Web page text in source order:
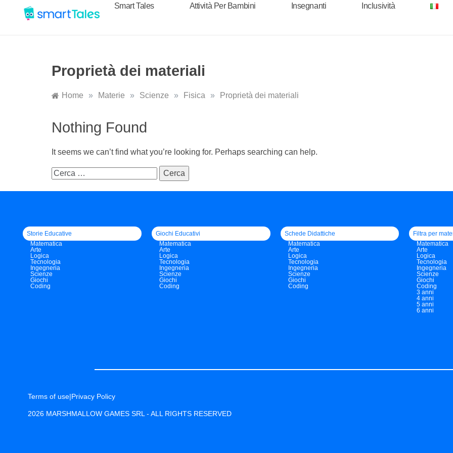
Smart Tales Attività Per Bambini Insegnanti Inclusività
Proprietà dei materiali
Home » Materie » Scienze » Fisica » Proprietà dei materiali
Nothing Found
It seems we can’t find what you’re looking for. Perhaps searching can help.
Storie Educative
Matematica
Arte
Logica
Tecnologia
Ingegneria
Scienze
Giochi
Coding
Giochi Educativi
Matematica
Arte
Logica
Tecnologia
Ingegneria
Scienze
Giochi
Coding
Schede Didattiche
Matematica
Arte
Logica
Tecnologia
Ingegneria
Scienze
Giochi
Coding
Filtra per
Matematica
Arte
Logica
Tecnologia
Ingegneria
Scienze
Giochi
Coding
3 anni
4 anni
5 anni
6 anni
Terms of use|Privacy Policy
2026 MARSHMALLOW GAMES SRL - ALL RIGHTS RESERVED